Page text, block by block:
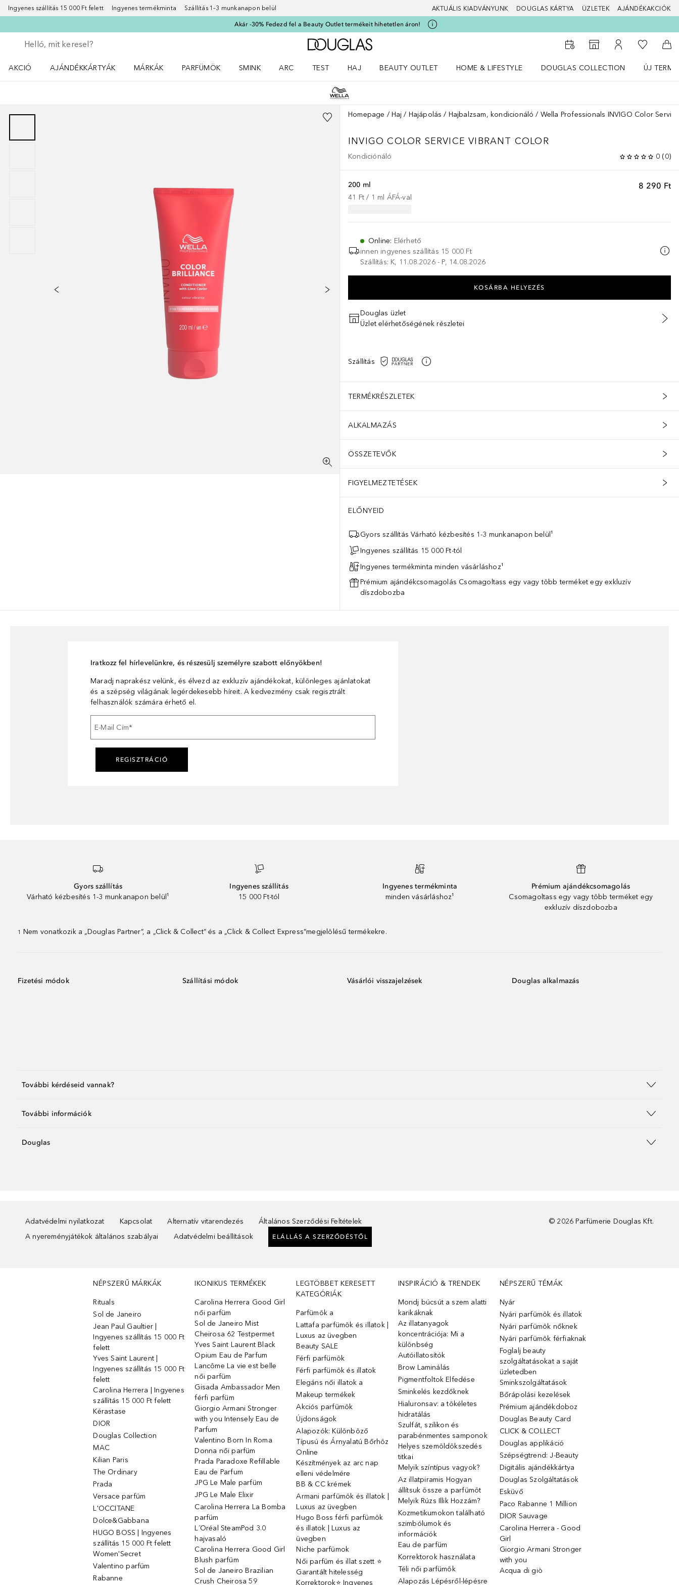
Ingyenes szállítás 15 000 Ft felett Ingyenes termékminta Szállítás 1–3 munkanapon belül AKTUÁLIS KIADVÁNYUNK DOUGLAS KÁRTYA ÜZLETEK AJÁNDÉKAKCIÓK
Akár -30% Fedezd fel a Beauty Outlet termékeit hihetetlen áron!
Menj vissza
Keresés végrehajtása
A Douglas Főoldalra
Az üzletkeresőhöz
A fiókomhoz
A
AKCIÓ
AJÁNDÉKKÁRTYÁK
MÁRKÁK
PARFÜMÖK
SMINK
ARC
TEST
HAJ
BEAUTY OUTLET
HOME & LIFESTYLE
DOUGLAS COLLECTION
ÚJ
Homepage Haj Hajápolás Hajbalzsam, kondicionáló Wella Professionals INVIGO Color
INVIGO COLOR SERVICE VIBRANT COLOR
Kondiciónáló 0 (0)
8 290 Ft
200 ml
41 Ft / 1 ml ÁFÁ-val
Online: Elérhető
innen ingyenes szállítás 15 000 Ft
Szállítás: K, 11.08.2026 - P, 14.08.2026
KOSÁRBA HELYEZÉS
Douglas üzlet
Üzlet elérhetőségének részletei
Szállítás
TERMÉKRÉSZLETEK
ALKALMAZÁS
ÖSSZETEVŐK
FIGYELMEZTETÉSEK
ELŐNYEID
Gyors szállítás Várható kézbesítés 1-3 munkanapon belül¹
Ingyenes szállítás 15 000 Ft-tól
Ingyenes termékminta minden vásárláshoz¹
Prémium ajándékcsomagolás Csomagoltass egy vagy több terméket egy exkluzív
díszdobozba
Iratkozz fel hírlevelünkre, és részesülj személyre szabott előnyökben!
Maradj naprakész velünk, és élvezd az exkluzív ajándékokat, különleges ajánlatokat
és a szépség világának legérdekesebb híreit. A kedvezmény csak regisztrált
felhasználók számára érhető el.
E-Mail Cím*
REGISZTRÁCIÓ
Gyors szállítás
Várható kézbesítés 1-3 munkanapon belül¹
Ingyenes szállítás
15 000 Ft-tól
Ingyenes termékminta
minden vásárláshoz¹
Prémium ajándékcsomagolás
Csomagoltass egy vagy több terméket egy
exkluzív díszdobozba
1 Nem vonatkozik a „Douglas Partner”, a „Click & Collect” és a „Click & Collect Express”megjelölésű termékekre.
Fizetési módok Szállítási módok Vásárlói visszajelzések Douglas alkalmazás
További kérdéseid vannak?
További információk
Douglas
Adatvédelmi nyilatkozat Kapcsolat Alternatív vitarendezés
Általános Szerződési Feltételek
A nyereményjátékok általános szabályai
Adatvédelmi beállítások ELÁLLÁS A SZERZŐDÉSTŐL
© 2026 Parfümerie Douglas Kft.
NÉPSZERŰ MÁRKÁK
Rituals
Sol de Janeiro
Jean Paul Gaultier |
Ingyenes szállítás 15 000 Ft
felett
Yves Saint Laurent |
Ingyenes szállítás 15 000 Ft
felett
Carolina Herrera | Ingyenes
szállítás 15 000 Ft felett
Kérastase
DIOR
Douglas Collection
MAC
Kilian Paris
The Ordinary
Prada
Versace parfüm
L'OCCITANE
Dolce&Gabbana
HUGO BOSS | Ingyenes
szállítás 15 000 Ft felett
Women'Secret
Valentino parfüm
Rabanne
IKONIKUS TERMÉKEK
Carolina Herrera Good Girl
női parfüm
Sol de Janeiro Mist
Cheirosa 62 Testpermet
Yves Saint Laurent Black
Opium Eau de Parfum
Lancôme La vie est belle
női parfüm
Gisada Ambassador Men
férfi parfüm
Giorgio Armani Stronger
with you Intensely Eau de
Parfum
Valentino Born In Roma
Donna női parfüm
Prada Paradoxe Refillable
Eau de Parfum
JPG Le Male parfüm
JPG Le Male Elixir
Carolina Herrera La Bomba
parfüm
L´Oréal SteamPod 3.0
hajvasaló
Carolina Herrera Good Girl
Blush parfüm
Sol de Janeiro Brazilian
Crush Cheirosa 59
LEGTÖBBET KERESETT
KATEGÓRIÁK
Parfümök ️a
Lattafa parfümök és illatok |
Luxus az üvegben
Beauty SALE
Férfi parfümök
Férfi parfümök és illatok
Elegáns női illatok ️a
Makeup termékek
Akciós parfümök
Újdonságok
Alapozók: Különböző
Típusú és Árnyalatú Bőrhöz
Online
Készítmények az arc nap
elleni védelmére
BB & CC krémek
Armani parfümök és illatok |
Luxus az üvegben
Hugo Boss férfi parfümök
és illatok | Luxus az
üvegben
Niche parfümok
Női parfüm és illat szett ⭐
Garantált hitelesség
Korrektorok⭐ Ingyenes
INSPIRÁCIÓ & TRENDEK
Mondj búcsút a szem alatti
karikáknak
Az illatanyagok
koncentrációja: Mi a
különbség
Autóillatosítók
Brow Laminálás
Pigmentfoltok Elfedése
Sminkelés kezdőknek
Hialuronsav: a tökéletes
hidratálás
Szulfát, szilikon és
parabénmentes samponok
Helyes szemöldökszedés
titkai
Melyik színtípus vagyok?
Az illatpiramis Hogyan
állítsuk össze a parfümöt
Melyik Rúzs Illik Hozzám?
Kozmetikumokon található
szimbólumok és
információk
Eau de parfüm
Korrektorok használata
Téli női parfümök
Alapozás Lépésről-lépésre
NÉPSZERŰ TÉMÁK
Nyár
Nyári parfümök és illatok
Nyári parfümök nőknek
Nyári parfümök férfiaknak
Foglalj beauty
szolgáltatásokat a saját
üzletedben
Sminkszolgáltatások
Bőrápolási kezelések
Prémium ajándékdoboz
Douglas Beauty Card
CLICK & COLLECT
Douglas applikáció
Szépségtrend: J-Beauty
Digitális ajándékkártya
Douglas Szolgáltatások
Esküvő
Paco Rabanne 1 Million
DIOR Sauvage
Carolina Herrera - Good
Girl
Giorgio Armani Stronger
with you
Acqua di giò